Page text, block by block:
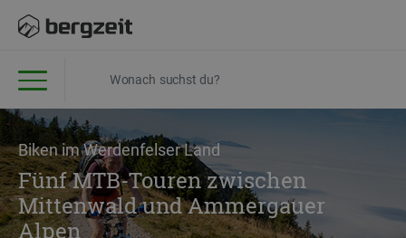
Biken im Werdenfelser Land
Fünf MTB-Touren zwischen
Mittenwald und Ammergauer
Alpen